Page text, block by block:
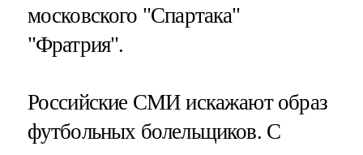
московского "Спартака"
"Фратрия".
Российские СМИ искажают образ
футбольных болельщиков. С